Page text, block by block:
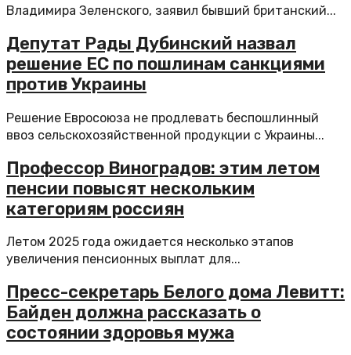
Владимира Зеленского, заявил бывший британский...
Депутат Рады Дубинский назвал
решение ЕС по пошлинам санкциями
против Украины
Решение Евросоюза не продлевать беспошлинный
ввоз сельскохозяйственной продукции с Украины...
Профессор Виноградов: этим летом
пенсии повысят нескольким
категориям россиян
Летом 2025 года ожидается несколько этапов
увеличения пенсионных выплат для...
Пресс-секретарь Белого дома Левитт:
Байден должна рассказать о
состоянии здоровья мужа